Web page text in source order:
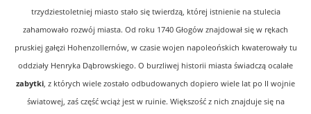
trzydziestoletniej miasto stało się twierdzą, której istnienie na stulecia
zahamowało rozwój miasta. Od roku 1740 Głogów znajdował się w rękach
pruskiej gałęzi Hohenzollernów, w czasie wojen napoleońskich kwaterowały tu
oddziały Henryka Dąbrowskiego. O burzliwej historii miasta świadczą ocalałe
zabytki, z których wiele zostało odbudowanych dopiero wiele lat po II wojnie
światowej, zaś część wciąż jest w ruinie. Większość z nich znajduje się na